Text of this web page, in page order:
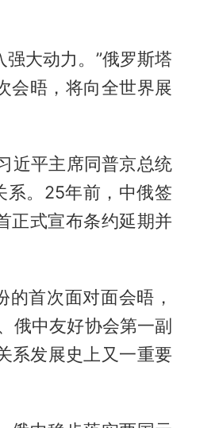
大动力。”俄罗斯塔
会晤，将向全世界展
近平主席同普京总统
系。25年前，中俄签
正式宣布条约延期并
首次面对面会晤，
俄中友好协会第一副
系发展史上又一重要